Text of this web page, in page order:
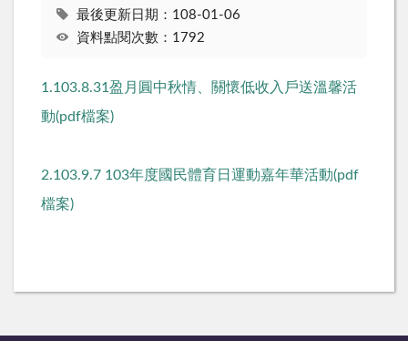
最後更新日期：108-01-06
資料點閱次數：1792
1.103.8.31盈月圓中秋情、關懷低收入戶送溫馨活
動(pdf檔案)
2.103.9.7 103年度國民體育日運動嘉年華活動(pdf
檔案)